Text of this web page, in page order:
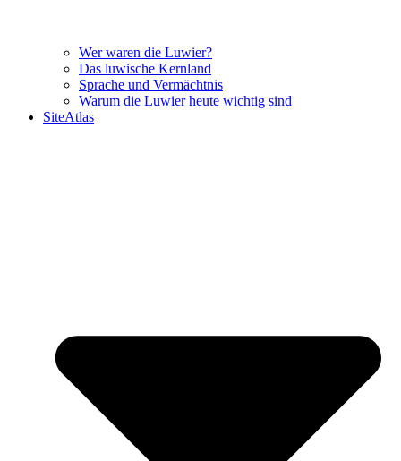
Wer waren die Luwier?
Das luwische Kernland
Sprache und Vermächtnis
Warum die Luwier heute wichtig sind
SiteAtlas